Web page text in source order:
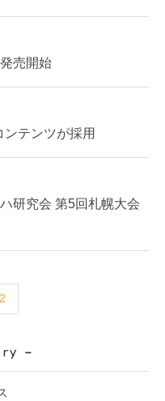
売開始
テンツが採用
研究会 第5回札幌大会
2